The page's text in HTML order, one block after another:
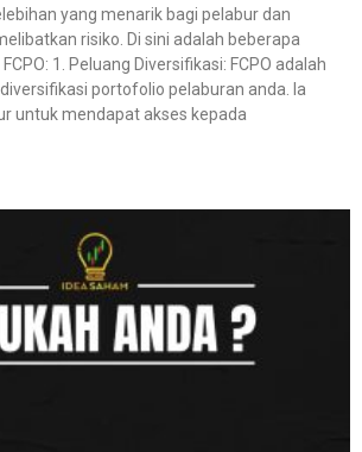
yang menarik bagi pelabur dan
risiko. Di sini adalah beberapa
1. Peluang Diversifikasi: FCPO adalah
portofolio pelaburan anda. Ia
untuk mendapat akses kepada